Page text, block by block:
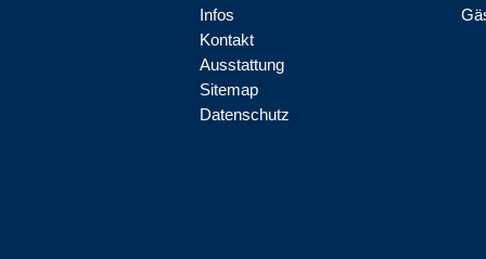
Infos
Kontakt
Ausstattung
Sitemap
Datenschutz